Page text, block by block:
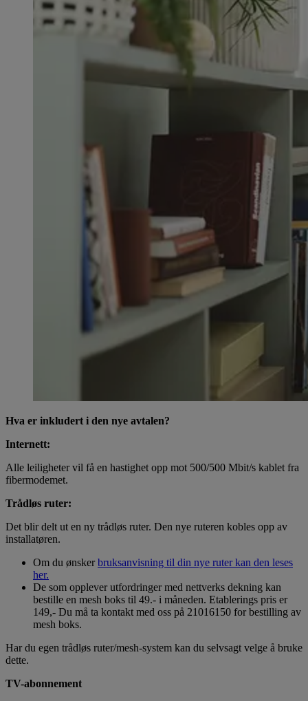
Hva er inkludert i den nye avtalen?
Internett:
Alle leiligheter vil få en hastighet opp mot 500/500 Mbit/s kablet fra
fibermodemet.
Trådløs ruter:
Det blir delt ut en ny trådløs ruter. Den nye ruteren kobles opp av
installatøren.
Om du ønskerbruksanvisning til din nye ruter kan den leses
her.
De som opplever utfordringer med nettverks dekning kan
bestille en mesh boks til 49.- i måneden. Etablerings pris er
149,- Du må ta kontakt med oss på 21016150 for bestilling av
mesh boks.
Har du egen trådløs ruter/mesh-system kan du selvsagt velge å bruke
dette.
TV-abonnement